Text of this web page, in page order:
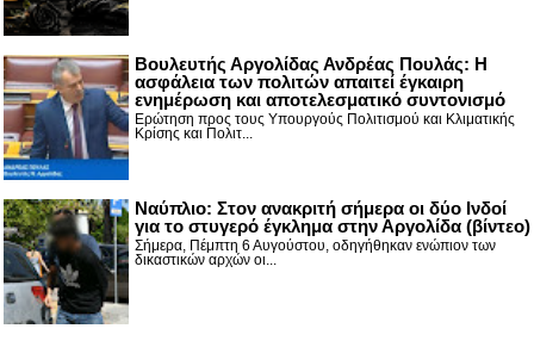
Βουλευτής Αργολίδας Ανδρέας Πουλάς: Η
ασφάλεια των πολιτών απαιτεί έγκαιρη
ενημέρωση και αποτελεσματικό συντονισμό
Ερώτηση προς τους Υπουργούς Πολιτισμού και Κλιματικής
Κρίσης και Πολιτ...
Nαύπλιο: Στον ανακριτή σήμερα οι δύο Ινδοί
για το στυγερό έγκλημα στην Αργολίδα (βίντεο)
Σήμερα, Πέμπτη 6 Αυγούστου, οδηγήθηκαν ενώπιον των
δικαστικών αρχών οι...